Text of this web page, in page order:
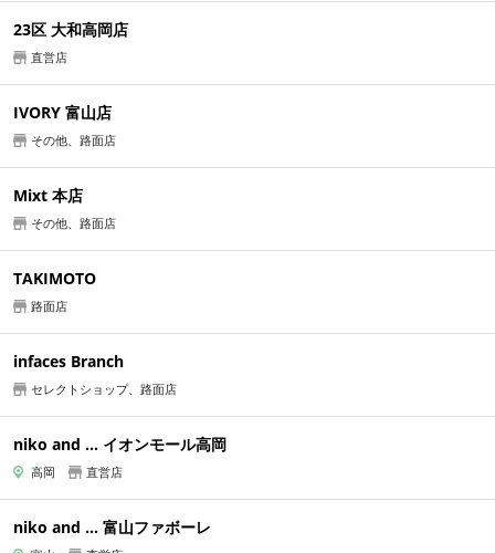
23区 大和高岡店
直営店
IVORY 富山店
その他、路面店
Mixt 本店
その他、路面店
TAKIMOTO
路面店
infaces Branch
セレクトショップ、路面店
niko and ... イオンモール高岡
高岡 直営店
niko and ... 富山ファボーレ